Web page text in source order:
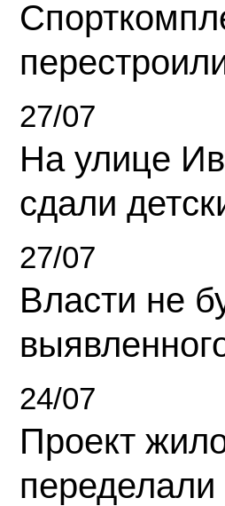
27/07
На улице
сдали
27/07
Власти не
24/07
Проект
переделали